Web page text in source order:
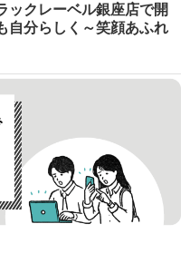
ックレーベル銀座店で開
分らしく～笑顔あふれ